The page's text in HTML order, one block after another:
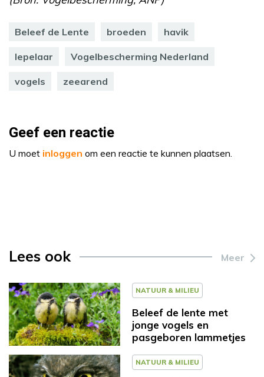
Beleef de Lente broeden havik
lepelaar Vogelbescherming Nederland
vogels zeearend
Geef een reactie
U moet inloggen om een reactie te kunnen plaatsen.
Lees ook Meer
NATUUR & MILIEU
Beleef de lente met
jonge vogels en
pasgeboren lammetjes
NATUUR & MILIEU